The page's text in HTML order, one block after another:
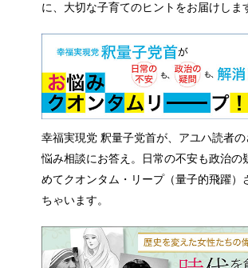
に、大切な子育てのヒントをお届けしま
幸福実現党 釈量子党首が、アユハ読者
悩み相談にお答え。日常の不安も政治の
めてクオンタム・リープ（量子的飛躍）
ちゃいます。